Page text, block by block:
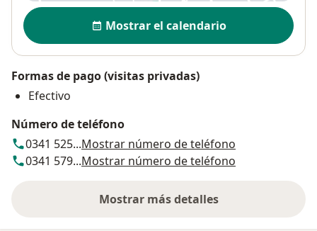
Disponibilidad
Mostrar el calendario
Formas de pago (visitas privadas)
Efectivo
Número de teléfono
0341 525...Mostrar número de teléfono
0341 579...Mostrar número de teléfono
Mostrar más detalles
sobre la dirección